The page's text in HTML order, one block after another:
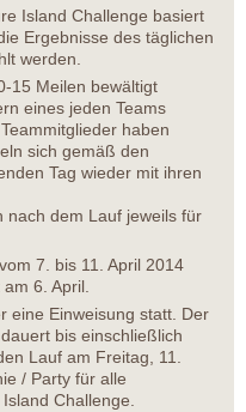
Island Challenge basiert
Ergebnisse des täglichen
werden.
15 Meilen bewältigt
eines jeden Teams
haben
sich gemäß den
Tag wieder mit ihren
nach dem Lauf jeweils für
7. bis 11. April 2014
6. April.
eine Einweisung statt. Der
bis einschließlich
Lauf am Freitag, 11.
/ Party für alle
Challenge.